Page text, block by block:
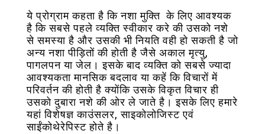
ये प्रोग्राम कहता है कि नशा मुक्ति के लिए आवश्यक
है कि सबसे पहले व्यक्ति स्वीकार करे की उसको नशे
से समस्या है और उसकी भी नियति वही हो सकती है जो
अन्य नशा पीड़ितों की होती है जैसे अकाल मृत्यु,
पागलपन या जेल। इसके बाद व्यक्ति को सबसे ज्यादा
आवश्यकता मानसिक बदलाव या कहें कि विचारों में
परिवर्तन की होती है क्योंकि उसके विकृत विचार ही
उसको दुबारा नशे की ओर ले जाते है। इसके लिए हमारे
यहां विशेषज्ञ काउंसलर, साइकोलोजिस्ट एवं
साईंकोथेरेपिस्ट होते है।